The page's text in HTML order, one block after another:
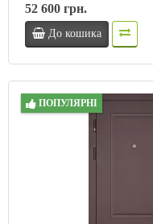
52 600 грн.
До кошика
ПОПУЛЯРНІ